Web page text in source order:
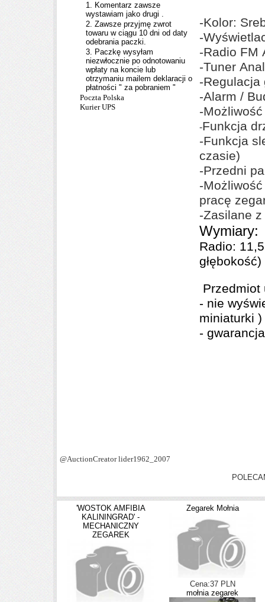
1. Komentarz zawsze
wystawiam jako drugi .
2. Zawsze przyjmę zwrot
towaru w ciągu 10 dni od daty
odebrania paczki.
3. Paczkę wysyłam
niezwłocznie po odnotowaniu
wpłaty na koncie lub
otrzymaniu mailem deklaracji o
płatności " za pobraniem "
Poczta Polska
Kurier UPS
-Kolor:
-
-Radio FM
-Tuner
-Regulacja
-Alarm /
-
-Funkcja
-Funkcja
czasie)
-Przedni
-
pracę
-Zasilane
Wymiary:
Radio:
głębokość)
Przedmiot
- nie
miniaturki )
-
@AuctionCreator lider1962_2007
'WOSTOK AMFIBIA
KALININGRAD' -
MECHANICZNY
ZEGAREK
Zegarek Mołnia
Cena:37 PLN
mołnia zegarek